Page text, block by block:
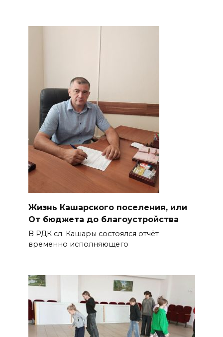
Жизнь Кашарского поселения, или
От бюджета до благоустройства
В РДК сл. Кашары состоялся отчёт
временно исполняющего